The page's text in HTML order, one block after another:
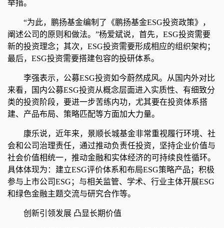
举措。
“为此，鹏扬基金编制了《鹏扬基金ESG投资政策》，
阐述公司的原则和做法。”杨爱斌说，首先，ESG投资需要
新的投资理念；其次，ESG投资需要形成相应的组织架构；
最后，ESG投资需要搭建包容的投研体系。
李强表示，公募ESG投资如今蔚然成风。从国内外对比
来看，国内公募ESG投资从概念层面进入实质性、有细致分
类的投资阶段，要进一步苦练内功，尤其要在投资体系搭
建、产品布局、策略匹配等方面加大力量。
康乐说，近年来，景顺长城基金非常重视履行环境、社
会和公司治理责任，通过推动负责任投资，坚持企业价值与
社会价值相统一，推动金融和实体经济的可持续良性循环。
具体体现为：建立ESG评价体系和布局ESG策略产品；积极
参与上市公司ESG；与相关监管、学术、行业主体开展ESG
和绿色金融主题交流与研究合作等。
创新引领发展 凸显长期价值